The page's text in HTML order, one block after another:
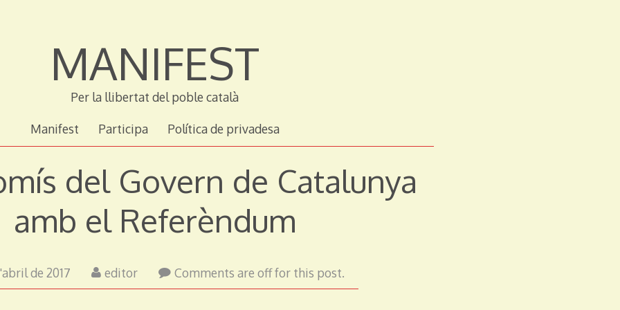
MANIFEST
Per la llibertat del poble català
Manifest Participa Política de privadesa
del Govern de Catalunya
amb el Referèndum
de 201721
d'abril
editor Comments are off for this post.